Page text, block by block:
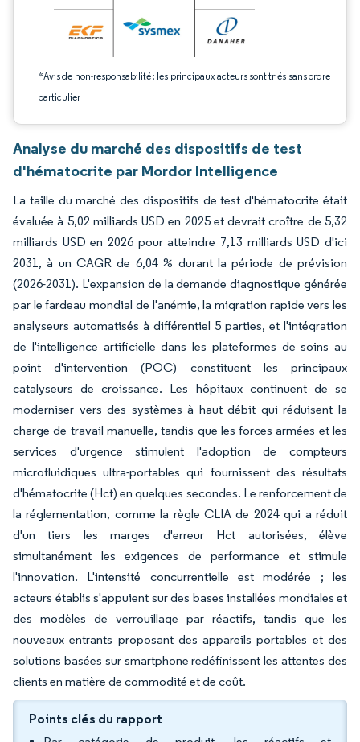
*Avis de non-responsabilité : les principaux acteurs sont triés sans ordre
particulier
Analyse du marché des dispositifs de test
d'hématocrite par Mordor Intelligence
La taille du marché des dispositifs de test d'hématocrite était
évaluée à 5,02 milliards USD en 2025 et devrait croître de 5,32
milliards USD en 2026 pour atteindre 7,13 milliards USD d'ici
2031, à un CAGR de 6,04 % durant la période de prévision
(2026-2031). L'expansion de la demande diagnostique générée
par le fardeau mondial de l'anémie, la migration rapide vers les
analyseurs automatisés à différentiel 5 parties, et l'intégration
de l'intelligence artificielle dans les plateformes de soins au
point d'intervention (POC) constituent les principaux
catalyseurs de croissance. Les hôpitaux continuent de se
moderniser vers des systèmes à haut débit qui réduisent la
charge de travail manuelle, tandis que les forces armées et les
services d'urgence stimulent l'adoption de compteurs
microfluidiques ultra-portables qui fournissent des résultats
d'hématocrite (Hct) en quelques secondes. Le renforcement de
la réglementation, comme la règle CLIA de 2024 qui a réduit
d'un tiers les marges d'erreur Hct autorisées, élève
simultanément les exigences de performance et stimule
l'innovation. L'intensité concurrentielle est modérée ; les
acteurs établis s'appuient sur des bases installées mondiales et
des modèles de verrouillage par réactifs, tandis que les
nouveaux entrants proposant des appareils portables et des
solutions basées sur smartphone redéfinissent les attentes des
clients en matière de commodité et de coût.
Points clés du rapport